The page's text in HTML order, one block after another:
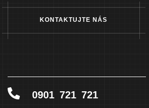
KONTAKTUJTE NÁS
0901 721 721